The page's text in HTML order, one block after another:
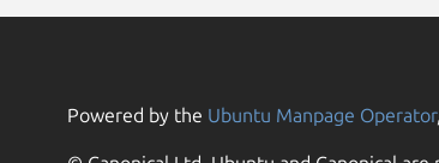
Powered by the Ubuntu Manpage Operator